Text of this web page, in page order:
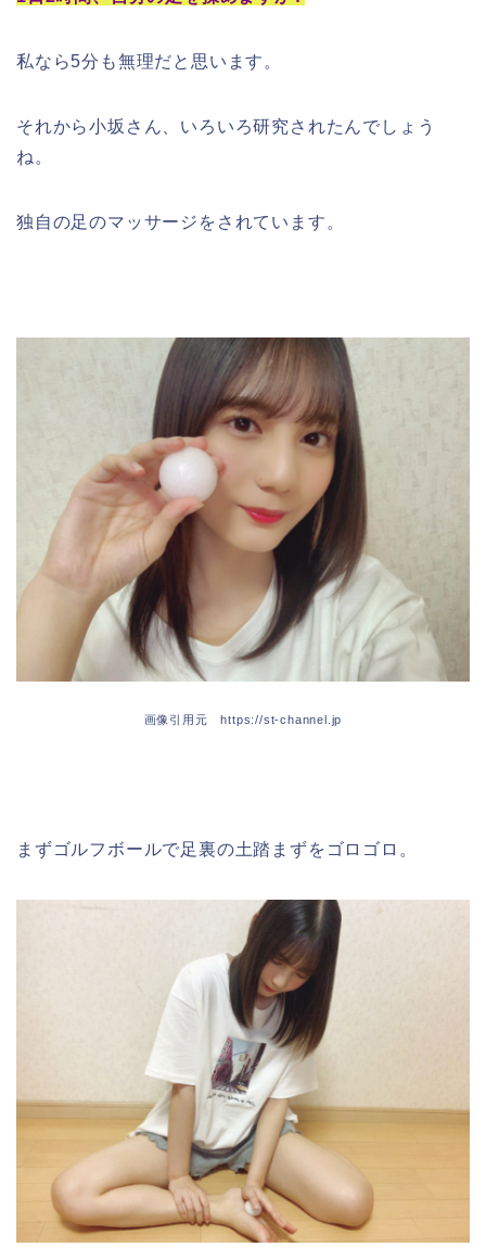
私なら5分も無理だと思います。
それから小坂さん、いろいろ研究されたんでしょう
ね。
独自の足のマッサージをされています。
画像引用元 https://st-channel.jp
まずゴルフボールで足裏の土踏まずをゴロゴロ。